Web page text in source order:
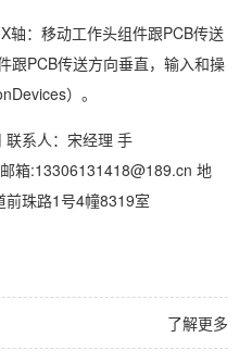
轴：移动工作头组件跟PCB传送
跟PCB传送方向垂直，输入和操
）。
联系人：宋经理 手
箱:13306131418@189.cn 地
前珠路1号4幢8319室
了解更多